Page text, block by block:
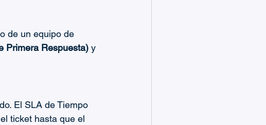
de un equipo de
Primera Respuesta) y
El SLA de Tiempo
ticket hasta que el